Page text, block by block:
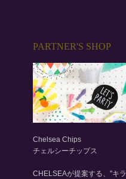
PARTNER'S SHOP
Chelsea Chips
チェルシーチップス
CHELSEAが提案する、"キラ